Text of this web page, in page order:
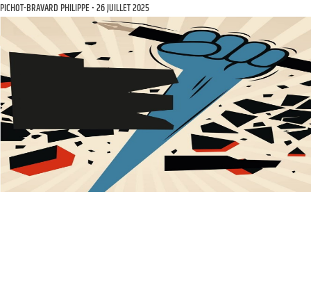
PICHOT-BRAVARD PHILIPPE 26 JUILLET 2025